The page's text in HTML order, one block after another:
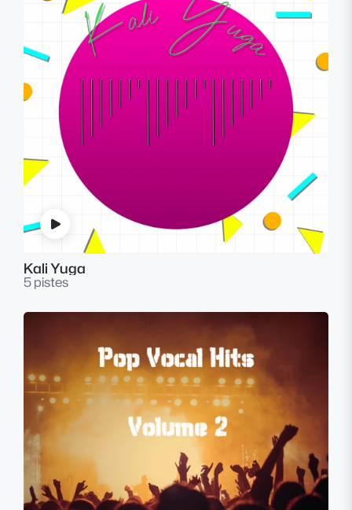
Kali Yuga
5 pistes